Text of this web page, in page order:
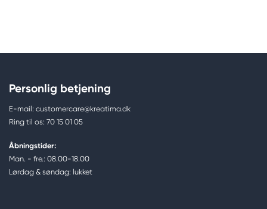
Personlig betjening
E-mail: customercare@kreatima.dk
Ring til os: 70 15 01 05
Åbningstider:
Man. - fre.: 08.00-18.00
Lørdag & søndag: lukket